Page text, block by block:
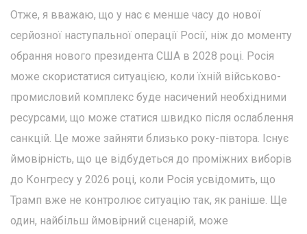
Отже, я вважаю, що у нас є менше часу до нової
серйозної наступальної операції Росії, ніж до моменту
обрання нового президента США в 2028 році. Росія
може скористатися ситуацією, коли їхній військово-
промисловий комплекс буде насичений необхідними
ресурсами, що може статися швидко після ослаблення
санкцій. Це може зайняти близько року-півтора. Існує
ймовірність, що це відбудеться до проміжних виборів
до Конгресу у 2026 році, коли Росія усвідомить, що
Трамп вже не контролює ситуацію так, як раніше. Ще
один, найбільш ймовірний сценарій, може